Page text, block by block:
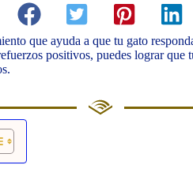
que ayuda a que tu gato
positivos, puedes lograr